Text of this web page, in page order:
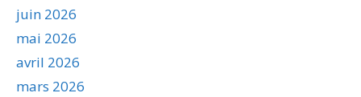
juin 2026
mai 2026
avril 2026
mars 2026